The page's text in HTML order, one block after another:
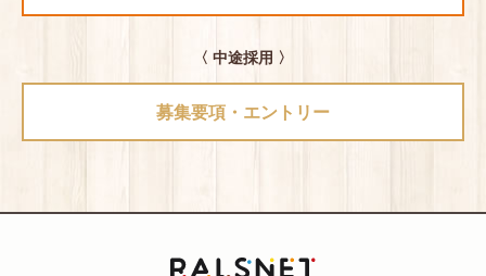
〈 中途採用 〉
募集要項・エントリー